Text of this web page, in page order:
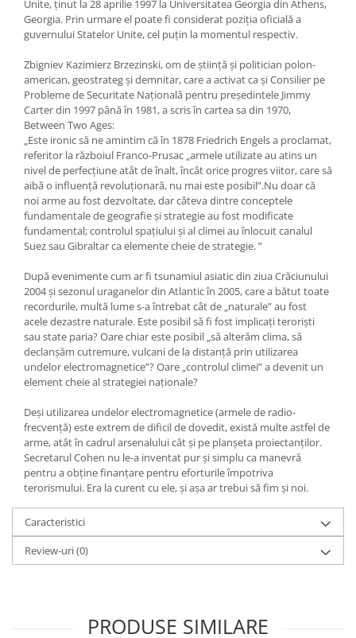
Unite, ţinut la 28 aprilie 1997 la Universitatea Georgia din Athens,
Georgia. Prin urmare el poate fi considerat poziţia oficială a
guvernului Statelor Unite, cel puţin la momentul respectiv.
Zbigniev Kazimierz Brzezinski, om de ştiinţă şi politician polon-
american, geostrateg şi demnitar, care a activat ca şi Consilier pe
Probleme de Securitate Naţională pentru preşedintele Jimmy
Carter din 1997 până în 1981, a scris în cartea sa din 1970,
Between Two Ages:
„Este ironic să ne amintim că în 1878 Friedrich Engels a proclamat,
referitor la războiul Franco-Prusac „armele utilizate au atins un
nivel de perfecţiune atât de înalt, încât orice progres viitor, care să
aibă o influenţă revoluţionară, nu mai este posibil”.Nu doar că
noi arme au fost dezvoltate, dar câteva dintre conceptele
fundamentale de geografie şi strategie au fost modificate
fundamental; controlul spaţiului şi al climei au înlocuit canalul
Suez sau Gibraltar ca elemente cheie de strategie. ”
După evenimente cum ar fi tsunamiul asiatic din ziua Crăciunului
2004 şi sezonul uraganelor din Atlantic în 2005, care a bătut toate
recordurile, multă lume s-a întrebat cât de „naturale” au fost
acele dezastre naturale. Este posibil să fi fost implicaţi terorişti
sau state paria? Oare chiar este posibil „să alterăm clima, să
declanşăm cutremure, vulcani de la distanţă prin utilizarea
undelor electromagnetice”? Oare „controlul climei” a devenit un
element cheie al strategiei naţionale?
Deşi utilizarea undelor electromagnetice (armele de radio-
frecvenţă) este extrem de dificil de dovedit, există multe astfel de
arme, atât în cadrul arsenalului cât şi pe planşeta proiectanţilor.
Secretarul Cohen nu le-a inventat pur şi simplu ca manevră
pentru a obţine finanţare pentru eforturile împotriva
terorismului. Era la curent cu ele, şi aşa ar trebui să fim şi noi.
Caracteristici
Review-uri(0)
PRODUSE SIMILARE